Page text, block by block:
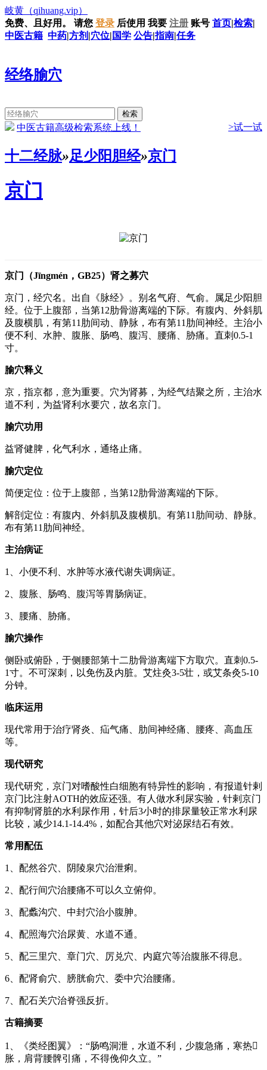
岐黄 （qihuang.vip）
免费、且好用。
请您 登录 后使用 我要 注册 账号 首页|检索|
中医古籍 中药|方剂 |穴位| 国学 公告|指南|任务
经络腧穴
中医古籍高级检索系统上线！ >试一试
十二经脉»足少阳胆经»京门
京门
京门（Jīngmén，GB25）肾之募穴
京门，经穴名。出自《脉经》。别名气府、气俞。属足少阳胆
经。位于上腹部，当第12肋骨游离端的下际。有腹内、外斜肌
及腹横肌，有第11肋间动、静脉，布有第11肋间神经。主治小
便不利、水肿、腹胀、肠鸣、腹泻、腰痛、胁痛。直刺0.5-1
寸。
腧穴释义
京，指京都，意为重要。穴为肾募，为经气结聚之所，主治水
道不利，为益肾利水要穴，故名京门。
腧穴功用
益肾健脾，化气利水，通络止痛。
腧穴定位
简便定位：位于上腹部，当第12肋骨游离端的下际。
解剖定位：有腹内、外斜肌及腹横肌。有第11肋间动、静脉。
布有第11肋间神经。
主治病证
1、小便不利、水肿等水液代谢失调病证。
2、腹胀、肠鸣、腹泻等胃肠病证。
3、腰痛、胁痛。
腧穴操作
侧卧或俯卧，于侧腰部第十二肋骨游离端下方取穴。直刺0.5-
1寸。不可深刺，以免伤及内脏。艾炷灸3-5壮，或艾条灸5-10
分钟。
临床运用
现代常用于治疗肾炎、疝气痛、肋间神经痛、腰疼、高血压
等。
现代研究
现代研究，京门对嗜酸性白细胞有特异性的影响，有报道针剌
京门比注射AOTH的效应还强。有人做水利尿实验，针剌京门
有抑制肾脏的水利尿作用，针后3小时的排尿量较正常水利尿
比较，减少14.1-14.4%，如配合其他穴对泌尿结石有效。
常用配伍
1、配然谷穴、阴陵泉穴治泄痢。
2、配行间穴治腰痛不可以久立俯仰。
3、配蠡沟穴、中封穴治小腹胂。
4、配照海穴治尿黄、水道不通。
5、配三里穴、章门穴、厉兑穴、内庭穴等治腹胀不得息。
6、配肾俞穴、膀胱俞穴、委中穴治腰痛。
7、配石关穴治脊强反折。
古籍摘要
1、《类经图翼》：“肠鸣洞泄，水道不利，少腹急痛，寒热
胀，肩背腰髀引痛，不得俛仰久立。”